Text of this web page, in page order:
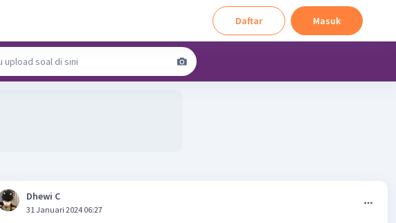
Daftar Masuk
Dhewi C
31 Januari 2024 06:27